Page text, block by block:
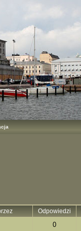
Odpowiedzi
0